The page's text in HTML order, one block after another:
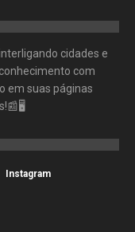
cidades e
com
em suas páginas
Instagram